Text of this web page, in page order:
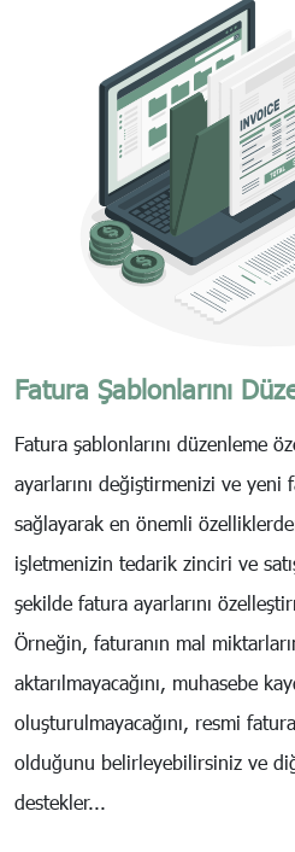
Fatura Şablonlarını
Fatura şablonlarını düzenleme
ayarlarını değiştirmenizi ve
sağlayarak en önemli
işletmenizin tedarik zinciri ve
şekilde fatura ayarlarını
Örneğin, faturanın mal
aktarılmayacağını, muhasebe
oluşturulmayacağını, resmi
olduğunu belirleyebilirsiniz ve
destekler...